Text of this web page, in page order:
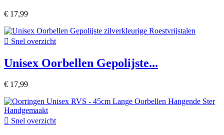
€ 17,99
 Snel overzicht
Unisex Oorbellen Gepolijste...
€ 17,99
 Snel overzicht